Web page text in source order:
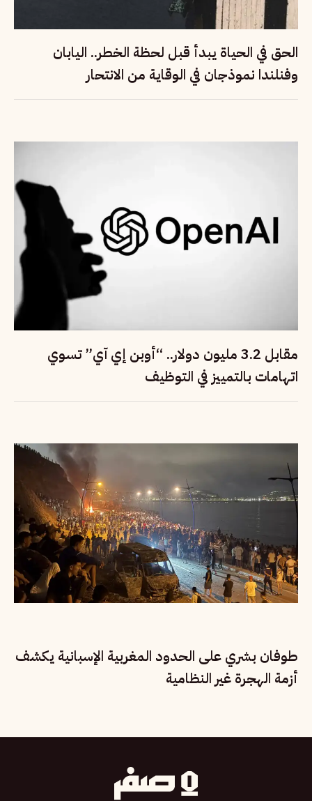
الحق في الحياة يبدأ قبل لحظة الخطر.. اليابان
وفنلندا نموذجان في الوقاية من الانتحار
مقابل 3.2 مليون دولار.. “أوبن إي آي” تسوي
اتهامات بالتمييز في التوظيف
طوفان بشري على الحدود المغربية الإسبانية يكشف
أزمة الهجرة غير النظامية